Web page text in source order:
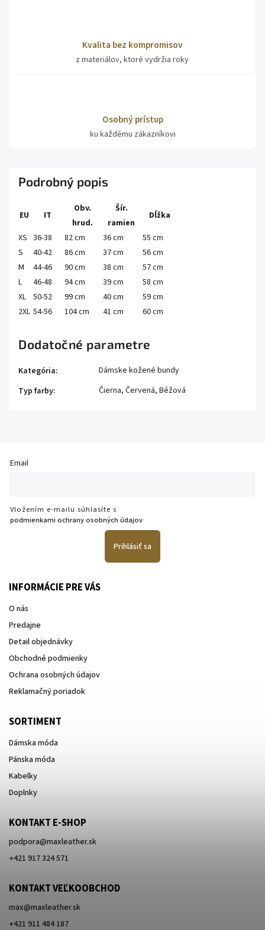
Kvalita bez kompromisov
z materiálov, ktoré vydržia roky
Osobný prístup
ku každému zákazníkovi
Podrobný popis
EU IT
Obv.
hrud.
Šír.
ramien
Dĺžka
XS 36-38 82 cm 36 cm
55 cm
S
40-42 86 cm 37 cm
56 cm
M
44-46 90 cm 38 cm
57 cm
L
46-48 94 cm 39 cm
58 cm
XL 50-52 99 cm 40 cm
59 cm
2XL 54-56 104 cm 41 cm 60 cm
Dodatočné parametre
Kategória:
Dámske kožené bundy
Typ farby: Čierna, Červená, Béžová
Email
Vložením e-mailu súhlasíte s
podmienkami ochrany osobných údajov
Prihlásiť sa
INFORMÁCIE PRE VÁS
O nás
Predajne
Detail objednávky
Obchodné podmienky
Ochrana osobných údajov
Reklamačný poriadok
SORTIMENT
Dámska móda
Pánska móda
Kabelky
Doplnky
KONTAKT E-SHOP
podpora@maxleather.sk
+421 917 324 571
KONTAKT VEĽKOOBCHOD
max@maxleather.sk
+421 911 484 187